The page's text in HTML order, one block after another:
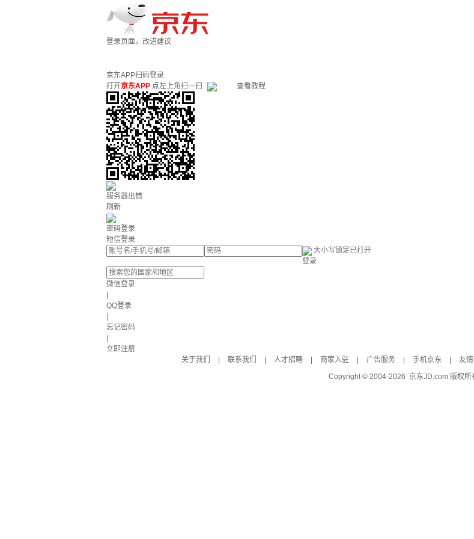
登录页面，改进建议
京东APP扫码登录
打开京东APP 点左上角扫一扫 查看教程
服务器出错
刷新
密码登录
短信登录
大小写锁定已打开
登录
微信登录
QQ登录
忘记密码
立即注册
关于我们
联系我们 人才招聘 商家入驻 广告服务 手机京东 友
Copyright © 2004-2026 京东JD.com 版权所